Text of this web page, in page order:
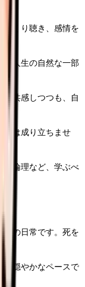
っくり聴き、感情を
、人生の自然な一部
に共感しつつも、自
では成り立ちませ
・倫理など、学ぶべ
アの日常です。死を
は穏やかなペースで
す